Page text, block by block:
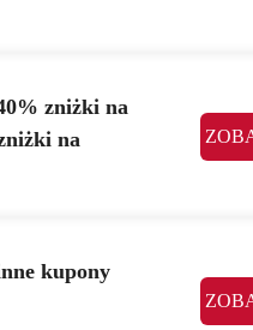
zniżki na
na
kupony